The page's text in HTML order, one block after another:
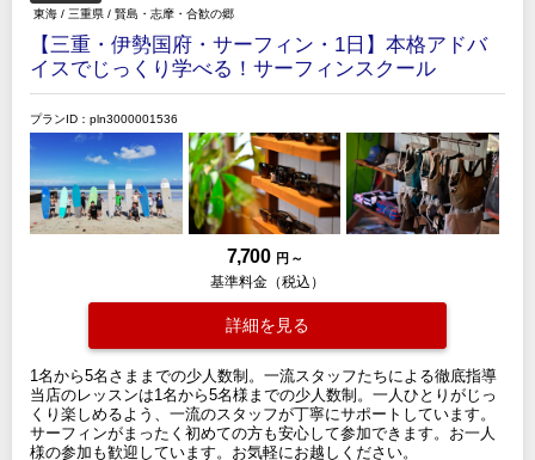
東海 / 三重県 / 賢島・志摩・合歓の郷
【三重・伊勢国府・サーフィン・1日】本格アドバ
イスでじっくり学べる！サーフィンスクール
プランID：pln3000001536
7,700 円 ～
基準料金（税込）
詳細を見る
1名から5名さままでの少人数制。一流スタッフたちによる徹底指導
当店のレッスンは1名から5名様までの少人数制。一人ひとりがじっ
くり楽しめるよう、一流のスタッフが丁寧にサポートしています。
サーフィンがまったく初めての方も安心して参加できます。お一人
様の参加も歓迎しています。お気軽にお越しください。